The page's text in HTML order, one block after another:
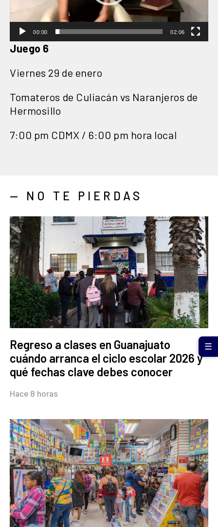
00:00 02:06
Juego 6
Viernes 29 de enero
Tomateros de Culiacán vs Naranjeros de
Hermosillo
7:00 pm CDMX / 6:00 pm hora local
— NO TE PIERDAS
Regreso a clases en Guanajuato
cuándo arranca el ciclo escolar 2026 y
qué fechas clave debes conocer
Hace 8 horas
☰